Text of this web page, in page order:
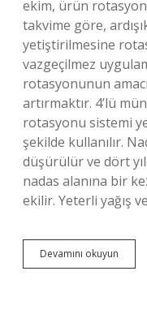
ekim, ürün
takvime göre,
yetiştirilmesine
vazgeçilmez
rotasyonunun
artırmaktır. 4’lü
rotasyonu sistemi
şekilde kullanılır.
düşürülür ve dört
nadas alanına bir
ekilir. Yeterli yağış
Devamını okuyun
Sistemi